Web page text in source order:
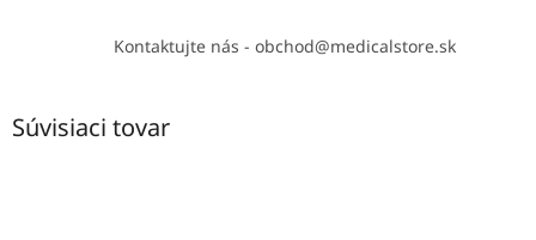
Kontaktujte nás - obchod@medicalstore.sk
Súvisiaci tovar